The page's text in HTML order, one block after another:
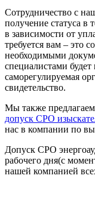
Сотрудничество с
получение статуса в
в зависимости от
требуется вам – это
необходимыми
специалистами будет
саморегулируемая
свидетельство.
Мы также
допуск СРО
нас в компании по
Допуск СРО
рабочего дня(с
нашей компанией